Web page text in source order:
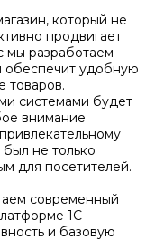
который не
продвигает
мы разработаем
обеспечит удобную
товаров.
системами будет
внимание
не только
для посетителей.
современный
1С-
и базовую